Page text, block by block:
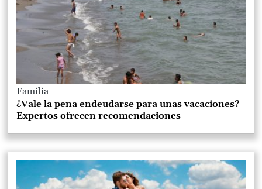
Familia
¿Vale la pena endeudarse para unas vacaciones?
Expertos ofrecen recomendaciones